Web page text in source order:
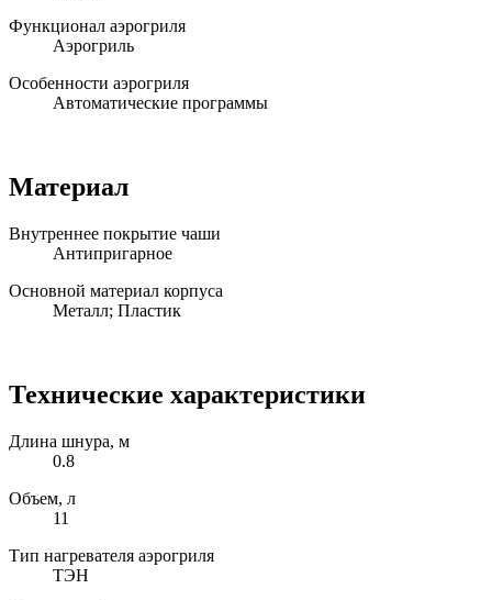
Функционал аэрогриля
Аэрогриль
Особенности аэрогриля
Автоматические программы
Материал
Внутреннее покрытие чаши
Антипригарное
Основной материал корпуса
Металл; Пластик
Технические характеристики
Длина шнура, м
0.8
Объем, л
11
Тип нагревателя аэрогриля
ТЭН